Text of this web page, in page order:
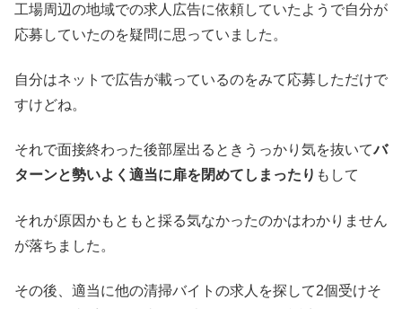
工場周辺の地域での求人広告に依頼していたようで自分が
応募していたのを疑問に思っていました。
自分はネットで広告が載っているのをみて応募しただけで
すけどね。
それで面接終わった後部屋出るときうっかり気を抜いてバ
ターンと勢いよく適当に扉を閉めてしまったり もして
それが原因かもともと採る気なかったのかはわかりません
が落ちました。
その後、適当に他の清掃バイトの求人を探して2個受けそ